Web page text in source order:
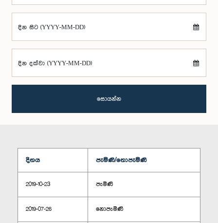
දින සිට (YYYY-MM-DD)
දින දක්වා (YYYY-MM-DD)
සොයන්න
දිනය පැමිණි/නොපැමිණි
2019-10-23 පැමිණි
2019-07-26 නොපැමිණි